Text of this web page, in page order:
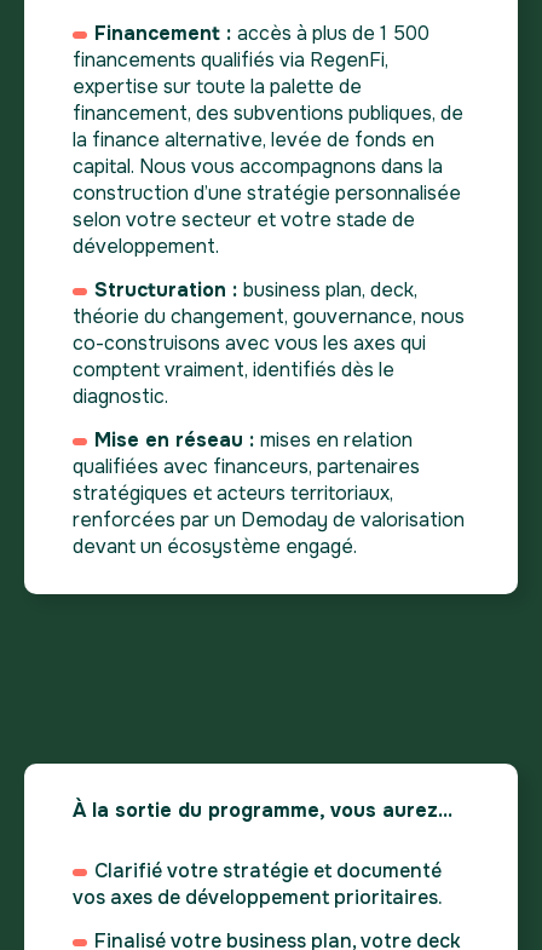
Financement :accès à plus de 1 500
financements qualifiés via RegenFi,
expertise sur toute la palette de
financement, des subventions publiques, de
la finance alternative, levée de fonds en
capital. Nous vous accompagnons dans la
construction d’une stratégie personnalisée
selon votre secteur et votre stade de
développement.
Structuration :business plan, deck,
théorie du changement, gouvernance, nous
co-construisons avec vous les axes qui
comptent vraiment, identifiés dès le
diagnostic.
Mise en réseau :mises en relation
qualifiées avec financeurs, partenaires
stratégiques et acteurs territoriaux,
renforcées par un Demoday de valorisation
devant un écosystème engagé.
À la sortie du programme, vous aurez…
Clarifié votre stratégie et documenté
vos axes de développement prioritaires.
Finalisé votre business plan, votre deck